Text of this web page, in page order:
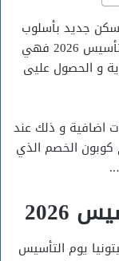
جديد بأسلوب
عصري فإستفل فرصة عروض بيتونيا يوم التأسيس 2026 فهي
و الحصول عليى
اضافية و ذلك عند
كوبون الخصم الذي
يوم التأسيس